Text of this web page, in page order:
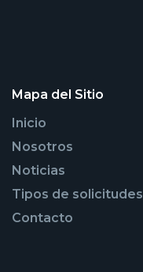
Mapa del Sitio
Inicio
Nosotros
Noticias
Tipos de solicitudes
Contacto